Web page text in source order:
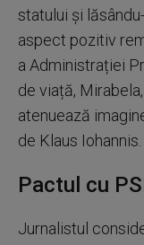
statului și
aspect pozitiv
a Administrației
de viață,
atenuează
de Klaus Iohannis.
Pactul cu
Jurnalistul